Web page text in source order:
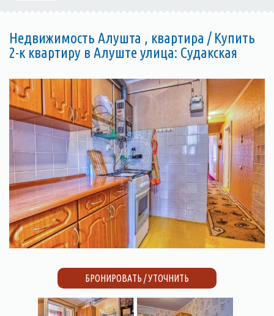
Недвижимость Алушта , квартира / Купить
2-к квартиру в Алуште улица: Судакская
БРОНИРОВАТЬ / УТОЧНИТЬ